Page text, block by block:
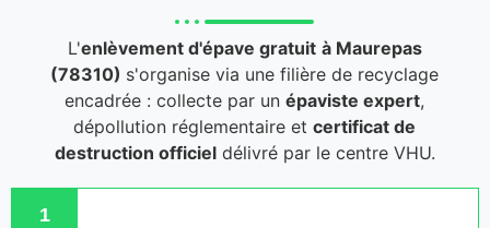
L'enlèvement d'épave gratuit à Maurepas
(78310) s'organise via une filière de recyclage
encadrée : collecte par unépaviste expert,
dépollution réglementaire etcertificat de
destruction officieldélivré par le centre VHU.
1